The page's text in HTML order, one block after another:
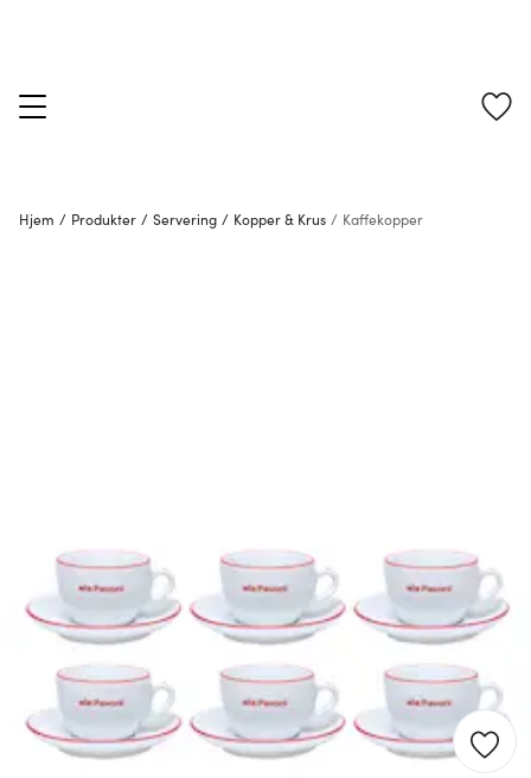
Hjem / Produkter / Servering / Kopper & Krus / Kaffekopper